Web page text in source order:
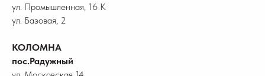
ул. Промышленная, 16 К
ул. Базовая, 2
КОЛОМНА
пос.Радужный